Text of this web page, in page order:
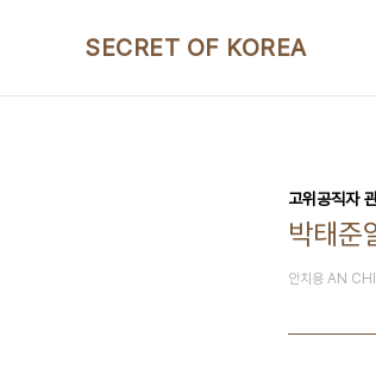
SECRET OF KOREA
고위공직자
박태준
안치용 AN